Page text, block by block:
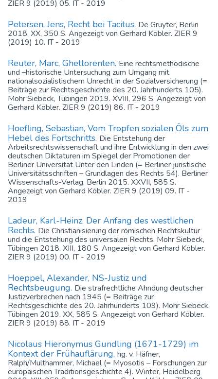
ZIER 9 (2019) 05. IT - 2019
Petersen, Jens, Recht bei Tacitus. De Gruyter, Berlin
2018. XX, 350 S. Angezeigt von Gerhard Köbler. ZIER 9
(2019) 10. IT - 2019
Reuter, Marc, Ghettorenten. Eine rechtsmethodische
und –historische Untersuchung zum Umgang mit
nationalsozialistischem Unrecht in der Sozialversicherung (=
Beiträge zur Rechtsgeschichte des 20. Jahrhunderts 105).
Mohr Siebeck, Tübingen 2019. XVIII, 296 S. Angezeigt von
Gerhard Köbler. ZIER 9 (2019) 86. IT - 2019
Hoefling, Sebastian, Vom Tropfen sozialen Öls zum
Hebel des Fortschritts. Die Entstehung der
Arbeitsrechtswissenschaft und ihre Entwicklung in den zwei
deutschen Diktaturen im Spiegel der Promotionen der
Berliner Universität Unter den Linden (= Berliner juristische
Universitätsschriften – Grundlagen des Rechts 54). Berliner
Wissenschafts-Verlag, Berlin 2015. XXVII, 585 S.
Angezeigt von Gerhard Köbler. ZIER 9 (2019) 09. IT -
2019
Ladeur, Karl-Heinz, Der Anfang des westlichen
Rechts. Die Christianisierung der römischen Rechtskultur
und die Entstehung des universalen Rechts. Mohr Siebeck,
Tübingen 2018. XIII, 180 S. Angezeigt von Gerhard Köbler.
ZIER 9 (2019) 00. IT - 2019
Hoeppel, Alexander, NS-Justiz und
Rechtsbeugung. Die strafrechtliche Ahndung deutscher
Justizverbrechen nach 1945 (= Beiträge zur
Rechtsgeschichte des 20. Jahrhunderts 109). Mohr Siebeck,
Tübingen 2019. XX, 585 S. Angezeigt von Gerhard Köbler.
ZIER 9 (2019) 88. IT - 2019
Nicolaus Hieronymus Gundling (1671-1729) im
Kontext der Frühauflärung, hg. v. Häfner,
Ralph/Multhammer, Michael (= Myosotis – Forschungen zur
europäischen Traditionsgeschichte 4). Winter, Heidelberg